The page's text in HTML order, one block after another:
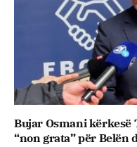
Bujar Osmani
“non grata” për Belën